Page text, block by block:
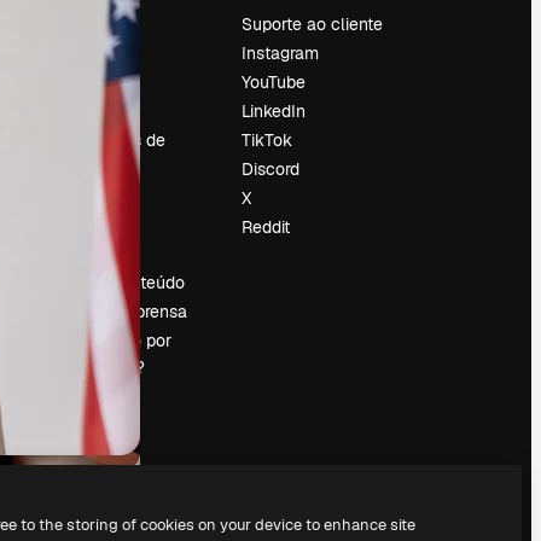
Sobre nós
Reviews
Emprego
Tendências de
Eventos
Slidesgo
Vender conteúdo
Sala de imprensa
Procurando por
magnific.ai?
Suporte ao cliente
Instagram
YouTube
LinkedIn
TikTok
Discord
X
Reddit
to the storing of cookies on your device to enhance site